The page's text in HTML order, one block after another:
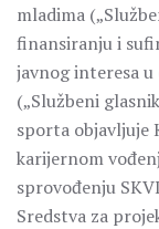
mladima
finansiranju i
javnog interesa
(„Službeni
sporta objavljuje
karijernom
sprovođenju
Sredstva za